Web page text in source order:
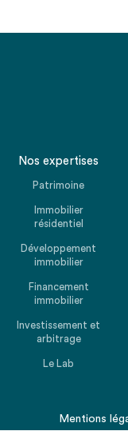
Nos expertises
Patrimoine
Immobilier
résidentiel
Développement
immobilier
Financement
immobilier
Investissement et
arbitrage
Le Lab
Mentions